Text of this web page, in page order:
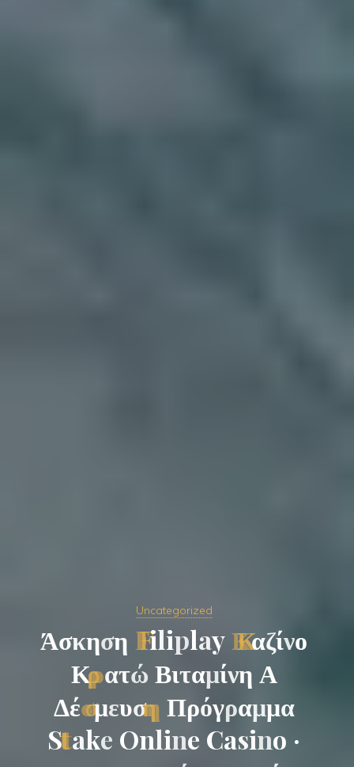
Uncategorized
Άσκηση FiliplayΚαζίνο
Κρατώ Βιταμίνη Α
Δέσμευση Πρόγραμμα
Stake Online Casino ·